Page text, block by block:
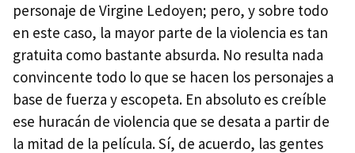
personaje de Virgine Ledoyen; pero, y sobre todo
en este caso, la mayor parte de la violencia es tan
gratuita como bastante absurda. No resulta nada
convincente todo lo que se hacen los personajes a
base de fuerza y escopeta. En absoluto es creíble
ese huracán de violencia que se desata a partir de
la mitad de la película. Sí, de acuerdo, las gentes